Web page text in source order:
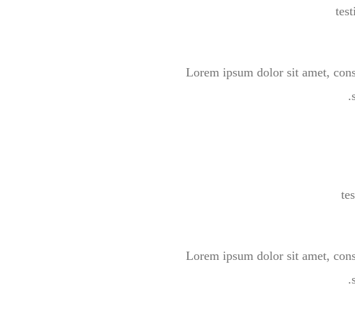
Lorem ipsum dolor sit amet,
Lorem ipsum dolor sit amet,